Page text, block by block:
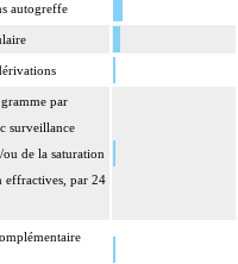
autogreffe
par
surveillance
de la saturation
effractives, par 24